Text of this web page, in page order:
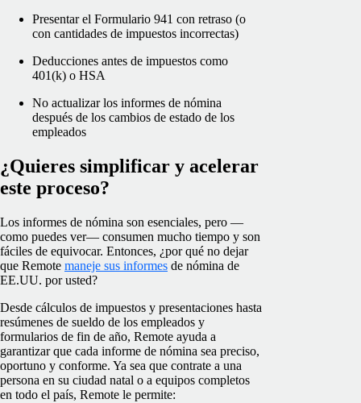
Presentar el Formulario 941 con retraso (o
con cantidades de impuestos incorrectas)
Deducciones antes de impuestos como
401(k) o HSA
No actualizar los informes de nómina
después de los cambios de estado de los
empleados
¿Quieres simplificar y acelerar
este proceso?
Los informes de nómina son esenciales, pero —
como puedes ver— consumen mucho tiempo y son
fáciles de equivocar. Entonces, ¿por qué no dejar
que Remote maneje sus informes de nómina de
EE.UU. por usted?
Desde cálculos de impuestos y presentaciones hasta
resúmenes de sueldo de los empleados y
formularios de fin de año, Remote ayuda a
garantizar que cada informe de nómina sea preciso,
oportuno y conforme. Ya sea que contrate a una
persona en su ciudad natal o a equipos completos
en todo el país, Remote le permite: